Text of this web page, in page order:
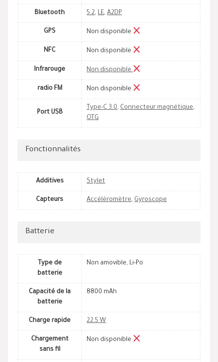
Bluetooth 5.2, LE, A2DP
GPS Non disponible
NFC Non disponible
Infrarouge Non disponible
radio FM Non disponible
Port USB
Type-C 3.0, Connecteur magnétique,
OTG
Fonctionnalités
Additives Stylet
Capteurs Accéléromètre, Gyroscope
Batterie
Type de
batterie
Non amovible, Li-Po
Capacité de la
batterie
8800 mAh
Charge rapide 22.5 W
Chargement
sans fil
Non disponible